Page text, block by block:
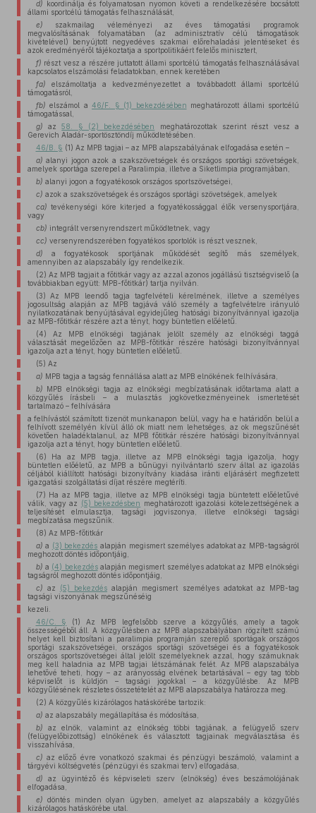
d) koordinálja és folyamatosan nyomon követi a rendelkezésére bocsátott
állami sportcélú támogatás felhasználását,
e) szakmailag véleményezi az éves támogatási programok
megvalósításának folyamatában (az adminisztratív célú támogatások
kivételével) benyújtott negyedéves szakmai előrehaladási jelentéseket és
azok eredményéről tájékoztatja a sportpolitikáért felelős minisztert,
f) részt vesz a részére juttatott állami sportcélú támogatás felhasználásával
kapcsolatos elszámolási feladatokban, ennek keretében
fa) elszámoltatja a kedvezményezettet a továbbadott állami sportcélú
támogatásról,
fb) elszámol a 46/F. § (1) bekezdésében meghatározott állami sportcélú
támogatással,
g) az58. § (2) bekezdésében
meghatározottak szerint részt vesz a
Gerevich Aladár-sportösztöndíj működtetésében.
46/B. § (1) Az MPB tagjai – az MPB alapszabályának elfogadása esetén –
a) alanyi jogon azok a szakszövetségek és országos sportági szövetségek,
amelyek sportága szerepel a Paralimpia, illetve a Siketlimpia programjában,
b) alanyi jogon a fogyatékosok országos sportszövetségei,
c) azok a szakszövetségek és országos sportági szövetségek, amelyek
ca) tevékenységi köre kiterjed a fogyatékossággal élők versenysportjára,
vagy
cb) integrált versenyrendszert működtetnek, vagy
cc) versenyrendszerében fogyatékos sportolók is részt vesznek,
d) a fogyatékosok sportjának működését segítő más személyek,
amennyiben az alapszabály így rendelkezik.
(2) Az MPB tagjait a főtitkár vagy az azzal azonos jogállású tisztségviselő (a
továbbiakban együtt: MPB-főtitkár) tartja nyilván.
(3) Az MPB leendő tagja tagfelvételi kérelmének, illetve a személyes
jogosultság alapján az MPB tagjává váló személy a tagfelvételre irányuló
nyilatkozatának benyújtásával egyidejűleg hatósági bizonyítvánnyal igazolja
az MPB-főtitkár részére azt a tényt, hogy büntetlen előéletű.
(4) Az MPB elnökségi tagjának jelölt személy az elnökségi taggá
választását megelőzően az MPB-főtitkár részére hatósági bizonyítvánnyal
igazolja azt a tényt, hogy büntetlen előéletű.
(5) Az
a) MPB tagja a tagság fennállása alatt az MPB elnökének felhívására,
b) MPB elnökségi tagja az elnökségi megbízatásának időtartama alatt a
közgyűlés írásbeli – a mulasztás jogkövetkezményeinek ismertetését
tartalmazó – felhívására
a felhívástól számított tizenöt munkanapon belül, vagy ha e határidőn belül a
felhívott személyén kívül álló ok miatt nem lehetséges, az ok megszűnését
követően haladéktalanul, az MPB főtitkár részére hatósági bizonyítvánnyal
igazolja azt a tényt, hogy büntetlen előéletű.
(6) Ha az MPB tagja, illetve az MPB elnökségi tagja igazolja, hogy
büntetlen előéletű, az MPB a bűnügyi nyilvántartó szerv által az igazolás
céljából kiállított hatósági bizonyítvány kiadása iránti eljárásért megfizetett
igazgatási szolgáltatási díjat részére megtéríti.
(7) Ha az MPB tagja, illetve az MPB elnökségi tagja büntetett előéletűvé
válik, vagy az (5) bekezdésben meghatározott igazolási kötelezettségének a
teljesítését elmulasztja, tagsági jogviszonya, illetve elnökségi tagsági
megbízatása megszűnik.
(8) Az MPB-főtitkár
a) a (3) bekezdés alapján megismert személyes adatokat az MPB-tagságról
meghozott döntés időpontjáig,
b) a (4) bekezdésalapján megismert személyes adatokat az MPB elnökségi
tagságról meghozott döntés időpontjáig,
c) az (5) bekezdés alapján megismert személyes adatokat az MPB-tag
tagsági viszonyának megszűnéséig
kezeli.
46/C. §
(1) Az MPB legfelsőbb szerve a közgyűlés, amely a tagok
összességéből áll. A közgyűlésben az MPB alapszabályában rögzített számú
helyet kell biztosítani a paralimpia programján szereplő sportágak országos
sportági szakszövetségei, országos sportági szövetségei és a fogyatékosok
országos sportszövetségei által jelölt személyeknek azzal, hogy számuknak
meg kell haladnia az MPB tagjai létszámának felét. Az MPB alapszabálya
lehetővé teheti, hogy – az arányosság elvének betartásával – egy tag több
képviselőt is küldjön – tagsági jogokkal – a közgyűlésbe. Az MPB
közgyűlésének részletes összetételét az MPB alapszabálya határozza meg.
(2) A közgyűlés kizárólagos hatáskörébe tartozik:
a) az alapszabály megállapítása és módosítása,
b) az elnök, valamint az elnökség többi tagjának, a felügyelő szerv
(felügyelőbizottság) elnökének és választott tagjainak megválasztása és
visszahívása,
c) az előző évre vonatkozó szakmai és pénzügyi beszámoló, valamint a
tárgyévi költségvetés (pénzügyi és szakmai terv) elfogadása,
d) az ügyintéző és képviseleti szerv (elnökség) éves beszámolójának
elfogadása,
e) döntés minden olyan ügyben, amelyet az alapszabály a közgyűlés
kizárólagos hatáskörébe utal.